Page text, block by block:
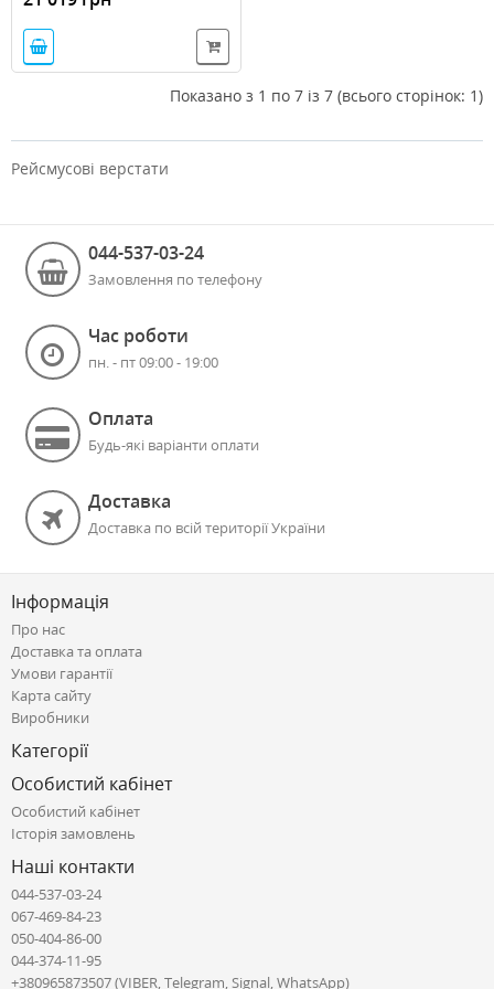
Показано з 1 по 7 із 7 (всього сторінок: 1)
Рейсмусові верстати
044-537-03-24
Замовлення по телефону
Час роботи
пн. - пт 09:00 - 19:00
Оплата
Будь-які варіанти оплати
Доставка
Доставка по всій території України
Інформація
Про нас
Доставка та оплата
Умови гарантії
Карта сайту
Виробники
Категорії
Особистий кабінет
Особистий кабінет
Історія замовлень
Наші контакти
044-537-03-24
067-469-84-23
050-404-86-00
044-374-11-95
+380965873507 (VIBER, Telegram, Signal, WhatsApp)